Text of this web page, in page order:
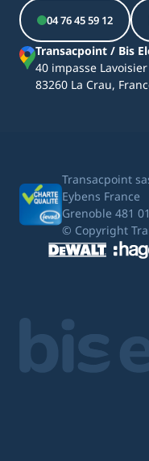
04 76 45 59 12
Transacpoint / Bis
40 impasse Lavoisier
83260 La Crau,
Transacpoint
Eybens France
Grenoble 481
© Copyright